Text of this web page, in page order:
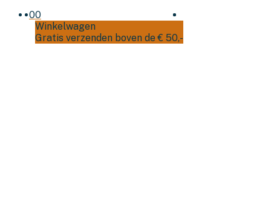
00
Winkelwagen
Gratis verzenden boven de € 50,-